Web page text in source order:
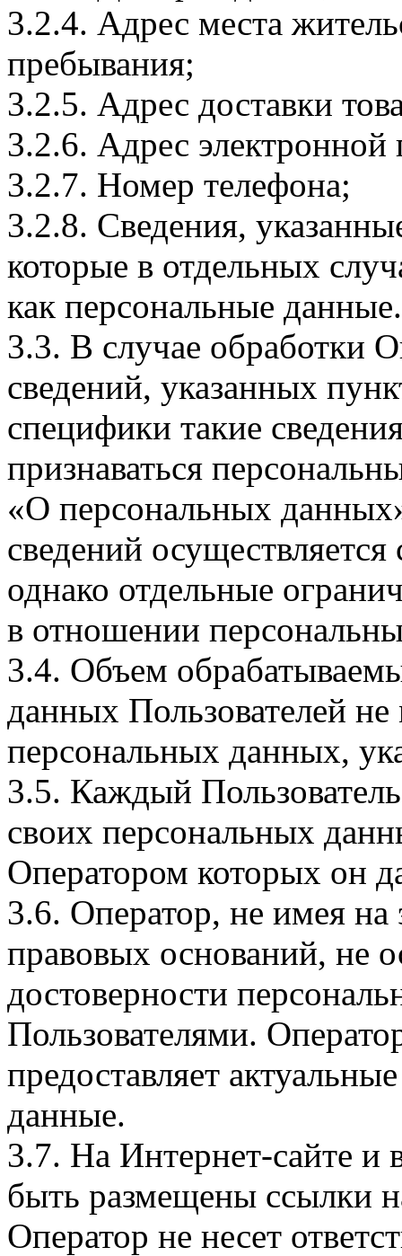
3.2.4. Адрес места
пребывания;
3.2.5. Адрес доставки
3.2.6. Адрес электронной
3.2.7. Номер телефона;
3.2.8. Сведения,
которые в отдельных
как персональные данные.
3.3. В случае обработки
сведений, указанных
специфики такие
признаваться
«О персональных
сведений
однако отдельные
в отношении
3.4. Объем
данных Пользователей
персональных данных,
3.5. Каждый
своих персональных
Оператором которых он
3.6. Оператор, не имея
правовых оснований, не
достоверности
Пользователями.
предоставляет
данные.
3.7. На Интернет-сайте
быть размещены ссылки
Оператор не несет